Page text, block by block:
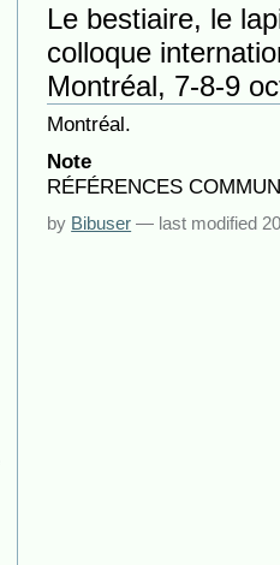
Le bestiaire, le
colloque
Montréal, 7-8-9
Montréal.
Note
RÉFÉRENCES
by Bibuser — last modified